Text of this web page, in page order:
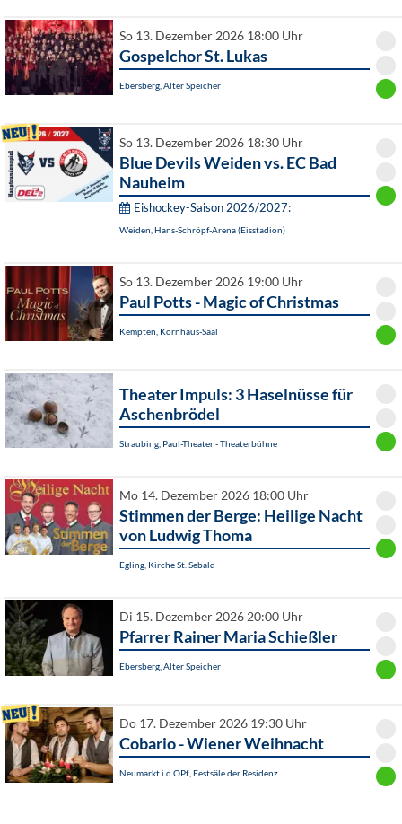
So 13. Dezember 2026 18:00 Uhr
Gospelchor St. Lukas
Ebersberg, Alter Speicher
So 13. Dezember 2026 18:30 Uhr
Blue Devils Weiden vs. EC Bad
Nauheim
Eishockey-Saison 2026/2027:
Weiden, Hans-Schröpf-Arena (Eisstadion)
So 13. Dezember 2026 19:00 Uhr
Paul Potts - Magic of Christmas
Kempten, Kornhaus-Saal
Theater Impuls: 3 Haselnüsse für
Aschenbrödel
Straubing, Paul-Theater - Theaterbühne
Mo 14. Dezember 2026 18:00 Uhr
Stimmen der Berge: Heilige Nacht
von Ludwig Thoma
Egling, Kirche St. Sebald
Di 15. Dezember 2026 20:00 Uhr
Pfarrer Rainer Maria Schießler
Ebersberg, Alter Speicher
Do 17. Dezember 2026 19:30 Uhr
Cobario - Wiener Weihnacht
Neumarkt i.d.OPf., Festsäle der Residenz